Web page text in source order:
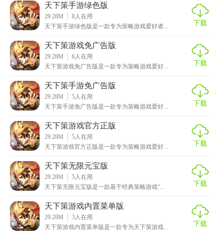
天下策手游绿色版
29.28M 8 人在用
天下策手游绿色版是一款专为策略游戏爱好者...
下载
天下策游戏免广告版
29.28M 6 人在用
天下策游戏免广告版是一款专为策略游戏爱好...
下载
天下策手游免广告版
29.28M 5 人在用
天下策手游免广告版是一款专为策略游戏爱好...
下载
天下策游戏官方正版
29.28M 5 人在用
天下策游戏官方正版是一款专为策略游戏爱好...
下载
天下策无限元宝版
29.28M 5 人在用
天下策无限元宝版是一款基于经典策略游戏“...
下载
天下策游戏内置菜单版
29.28M 3 人在用
天下策游戏内置菜单版是一款专为天下策游戏...
下载